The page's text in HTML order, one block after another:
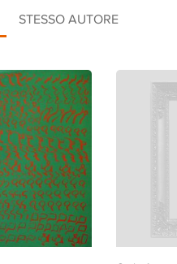
STESSO AUTORE